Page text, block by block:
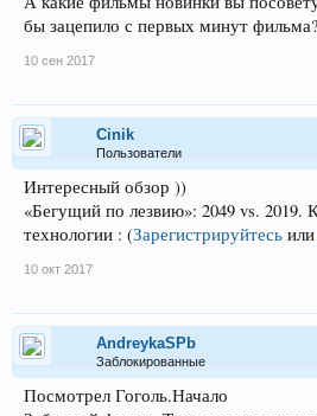
бы зацепило с первых минут фильма?
10 сен 2017
Cinik
Пользователи
Интересный обзор ))
«Бегущий по лезвию»: 2049 vs. 2019.
технологии : (Зарегистрируйтесь или
10 окт 2017
AndreykaSPb
Заблокированные
Посмотрел Гоголь.Начало